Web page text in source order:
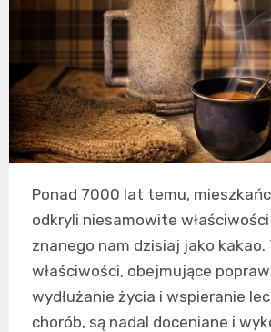
Ponad 7000 lat temu,
odkryli niesamowite
znanego nam dzisiaj jako kakao.
właściwości, obejmujące
wydłużanie życia i wspieranie
chorób, są nadal doceniane i